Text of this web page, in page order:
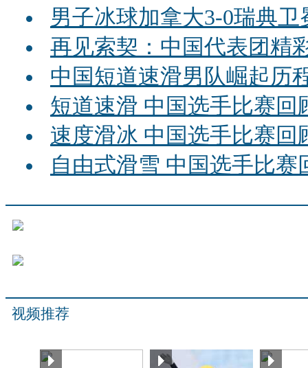
男子冰球加拿大3-0瑞典
再见索契：中国代表团精
中国短道速滑男队崛起历
短道速滑 中国选手比赛回
速度滑冰 中国选手比赛回
自由式滑雪 中国选手比赛
视频推荐